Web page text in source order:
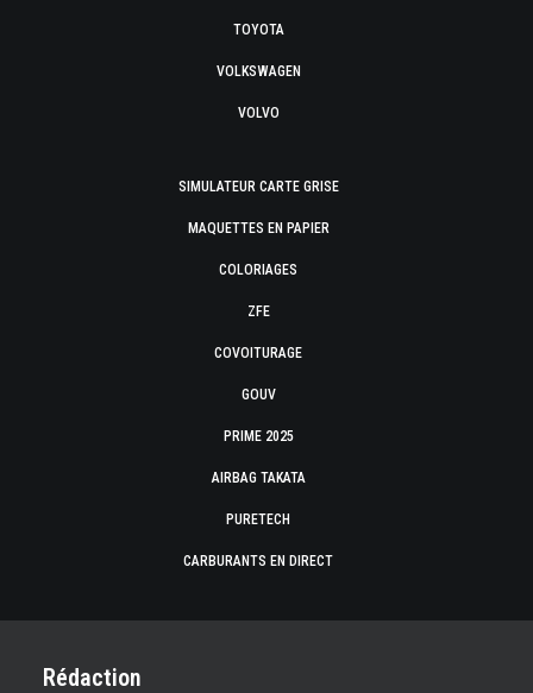
TOYOTA
VOLKSWAGEN
VOLVO
SIMULATEUR CARTE GRISE
MAQUETTES EN PAPIER
COLORIAGES
ZFE
COVOITURAGE
GOUV
PRIME 2025
AIRBAG TAKATA
PURETECH
CARBURANTS EN DIRECT
Rédaction